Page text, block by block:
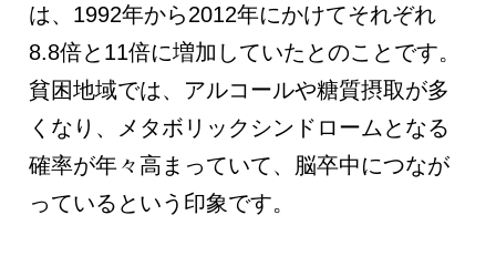
は、1992年から2012年にかけてそれぞれ
8.8倍と11倍に増加していたとのことです。
貧困地域では、アルコールや糖質摂取が多
くなり、メタボリックシンドロームとなる
確率が年々高まっていて、脳卒中につなが
っているという印象です。